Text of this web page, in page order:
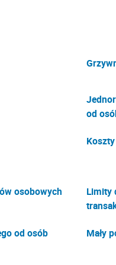
od
osobowych
Limity
od osób
Mały